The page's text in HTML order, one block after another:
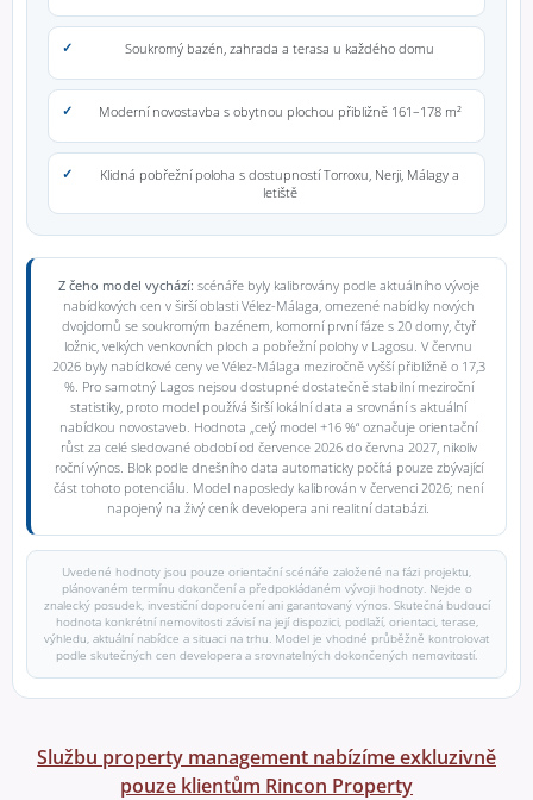
Soukromý bazén, zahrada a terasa u každého domu
Moderní novostavba s obytnou plochou přibližně 161–178 m²
Klidná pobřežní poloha s dostupností Torroxu, Nerji, Málagy a
letiště
Z čeho model vychází: scénáře byly kalibrovány podle aktuálního vývoje
nabídkových cen v širší oblasti Vélez-Málaga, omezené nabídky nových
dvojdomů se soukromým bazénem, komorní první fáze s 20 domy, čtyř
ložnic, velkých venkovních ploch a pobřežní polohy v Lagosu. V červnu
2026 byly nabídkové ceny ve Vélez-Málaga meziročně vyšší přibližně o 17,3
%. Pro samotný Lagos nejsou dostupné dostatečně stabilní meziroční
statistiky, proto model používá širší lokální data a srovnání s aktuální
nabídkou novostaveb. Hodnota „celý model +16 %“ označuje orientační
růst za celé sledované období od července 2026 do června 2027, nikoliv
roční výnos. Blok podle dnešního data automaticky počítá pouze zbývající
část tohoto potenciálu. Model naposledy kalibrován v červenci 2026; není
napojený na živý ceník developera ani realitní databázi.
Uvedené hodnoty jsou pouze orientační scénáře založené na fázi projektu,
plánovaném termínu dokončení a předpokládaném vývoji hodnoty. Nejde o
znalecký posudek, investiční doporučení ani garantovaný výnos. Skutečná budoucí
hodnota konkrétní nemovitosti závisí na její dispozici, podlaží, orientaci, terase,
výhledu, aktuální nabídce a situaci na trhu. Model je vhodné průběžně kontrolovat
podle skutečných cen developera a srovnatelných dokončených nemovitostí.
Službu property management nabízíme exkluzivně
pouze klientům Rincon Property